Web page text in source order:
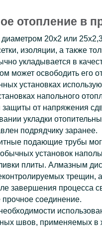
отопление в
20x2 или
изоляции, а также
укладывается в
может освободить его
установках
напольного
защиты от напряжения
укладки
подрядчику заранее.
подающие трубы
установок
плиты. Алмазным
трещин,
завершения процесса
прочное соединение.
швов, применяемых